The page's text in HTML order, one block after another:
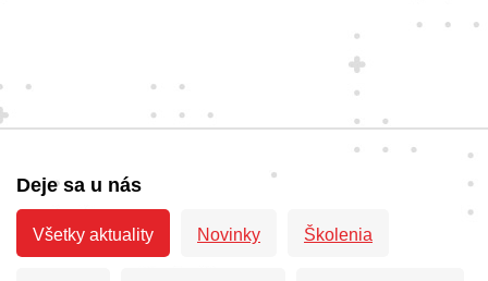
Deje sa u nás
Všetky aktuality Novinky Školenia